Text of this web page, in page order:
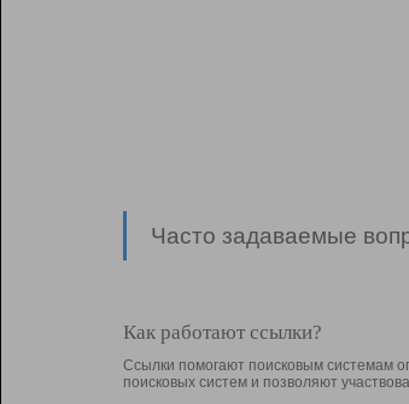
Часто задаваемые
Как работают ссылки?
Ссылки помогают поисковым системам
поисковых систем и позволяют